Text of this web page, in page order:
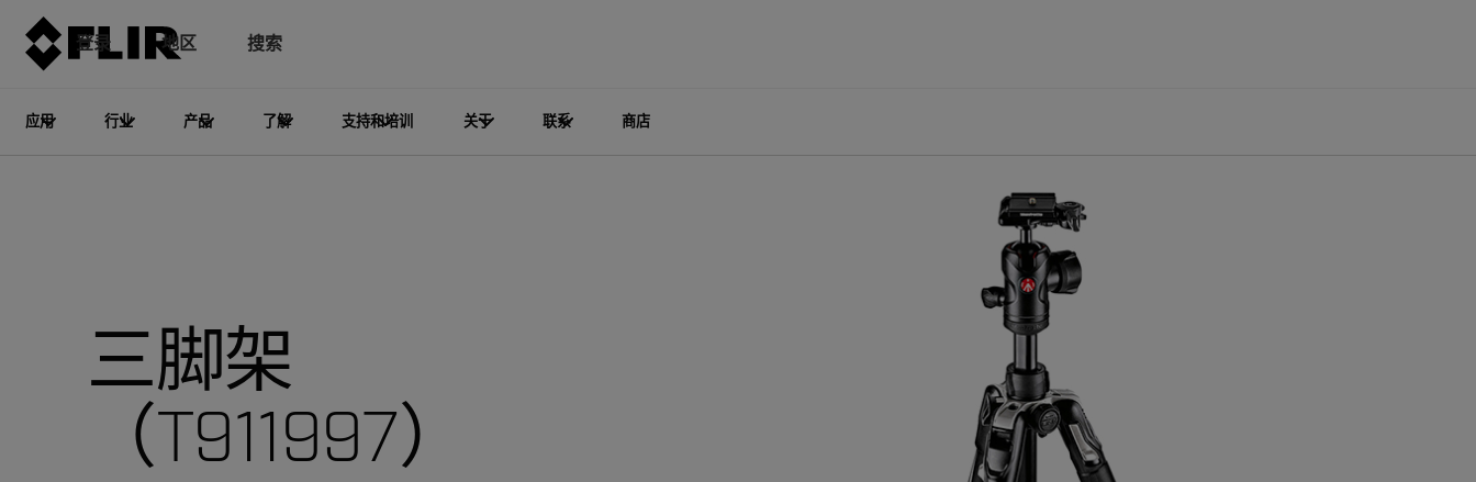
登录 地区 搜索
应用 行业 产品 了解 支持和培训 关于 联系 商店
三脚架
（T911997）